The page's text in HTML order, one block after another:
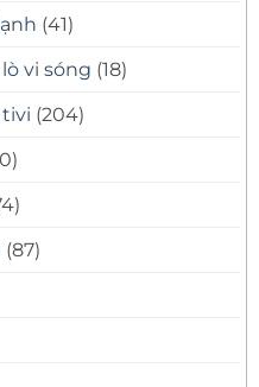
(41)
vi sóng (18)
(204)
(87)